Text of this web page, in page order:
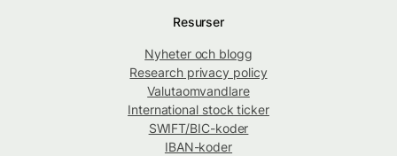
Resurser
Nyheter och blogg
Research privacy policy
Valutaomvandlare
International stock ticker
SWIFT/BIC-koder
IBAN-koder